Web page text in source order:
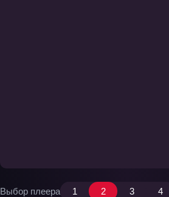
Выбор плеера 1 2 3 4